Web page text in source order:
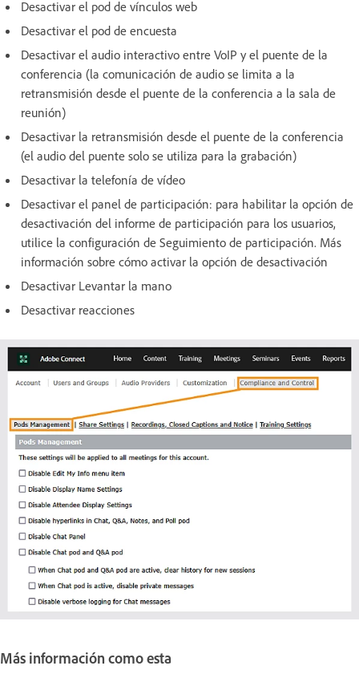
Desactivar el pod de vínculos web
Desactivar el pod de encuesta
Desactivar el audio interactivo entre VoIP y el puente de la
conferencia (la comunicación de audio se limita a la
retransmisión desde el puente de la conferencia a la sala de
reunión)
Desactivar la retransmisión desde el puente de la conferencia
(el audio del puente solo se utiliza para la grabación)
Desactivar la telefonía de vídeo
Desactivar el panel de participación: para habilitar la opción de
desactivación del informe de participación para los usuarios,
utilice la configuración de Seguimiento de participación. Más
información sobre cómo activar la opción de desactivación
Desactivar Levantar la mano
Desactivar reacciones
Más información como esta